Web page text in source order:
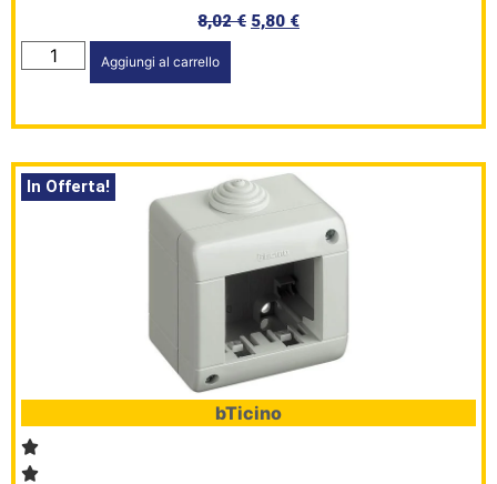
8,02€ 5,80 €
Aggiungi al carrello
In Offerta!
bTicino